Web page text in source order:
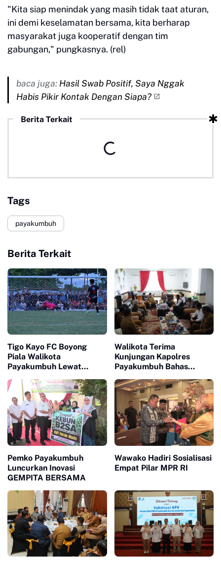
"Kita siap menindak yang masih tidak taat aturan,
ini demi keselamatan bersama, kita berharap
masyarakat juga kooperatif dengan tim
gabungan," pungkasnya. (rel)
baca juga: Hasil Swab Positif, Saya Nggak
Habis Pikir Kontak Dengan Siapa?
Berita Terkait
Tags
payakumbuh
Berita Terkait
Tigo Kayo FC Boyong
Piala Walikota
Payakumbuh Lewat
Walikota Terima
Kunjungan Kapolres
Payakumbuh Bahas
Hankamtibmas
Pemko Payakumbuh
Luncurkan Inovasi
GEMPITA BERSAMA
Wawako Hadiri Sosialisasi
Empat Pilar MPR RI